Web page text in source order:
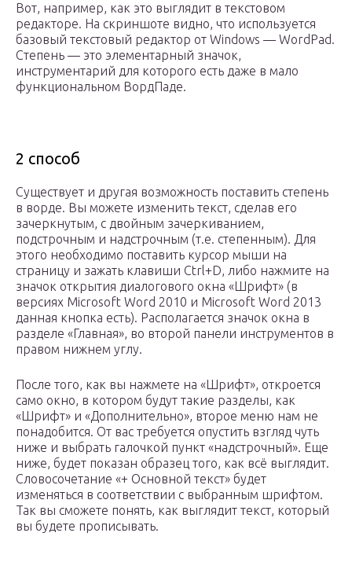
Вот, например, как это выглядит в текстовом
редакторе. На скриншоте видно, что используется
базовый текстовый редактор от Windows — WordPad.
Степень — это элементарный значок,
инструментарий для которого есть даже в мало
функциональном ВордПаде.
2 способ
Существует и другая возможность поставить степень
в ворде. Вы можете изменить текст, сделав его
зачеркнутым, с двойным зачеркиванием,
подстрочным и надстрочным (т.е. степенным). Для
этого необходимо поставить курсор мыши на
страницу и зажать клавиши Ctrl+D, либо нажмите на
значок открытия диалогового окна «Шрифт» (в
версиях Microsoft Word 2010 и Microsoft Word 2013
данная кнопка есть). Располагается значок окна в
разделе «Главная», во второй панели инструментов в
правом нижнем углу.
После того, как вы нажмете на «Шрифт», откроется
само окно, в котором будут такие разделы, как
«Шрифт» и «Дополнительно», второе меню нам не
понадобится. От вас требуется опустить взгляд чуть
ниже и выбрать галочкой пункт «надстрочный». Еще
ниже, будет показан образец того, как всё выглядит.
Словосочетание «+ Основной текст» будет
изменяться в соответствии с выбранным шрифтом.
Так вы сможете понять, как выглядит текст, который
вы будете прописывать.